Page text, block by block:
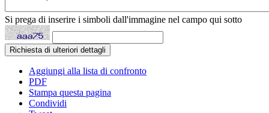
Si prega di inserire i simboli dall'immagine nel campo qui sotto
Aggiungi alla lista di confronto
PDF
Stampa questa pagina
Condividi